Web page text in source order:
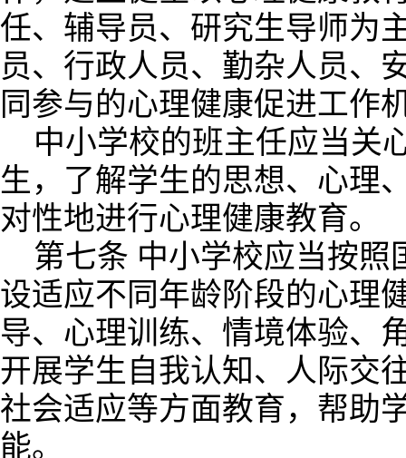
任、辅导员、研究生导师为
员、行政人员、勤杂人员、
同参与的心理健康促进工作
中小学校的班主任应当关
生，了解学生的思想、心理
对性地进行心理健康教育。
第七条 中小学校应当按
设适应不同年龄阶段的心理
导、心理训练、情境体验、
开展学生自我认知、人际交
社会适应等方面教育，帮助
能。